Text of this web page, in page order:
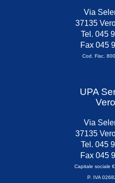
Via
37135
Tel. 045
Fax 045
Cod. Fisc.
UPA
Via
37135
Tel. 045
Fax 045
Capitale sociale
P. IVA